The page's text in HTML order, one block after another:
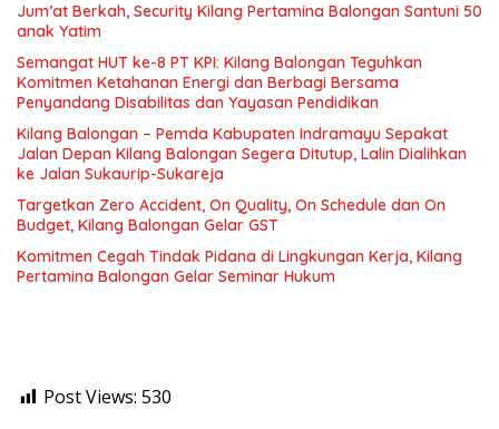
Jum’at Berkah, Security Kilang Pertamina Balongan Santuni 50
anak Yatim
Semangat HUT ke-8 PT KPI: Kilang Balongan Teguhkan
Komitmen Ketahanan Energi dan Berbagi Bersama
Penyandang Disabilitas dan Yayasan Pendidikan
Kilang Balongan – Pemda Kabupaten Indramayu Sepakat
Jalan Depan Kilang Balongan Segera Ditutup, Lalin Dialihkan
ke Jalan Sukaurip-Sukareja
Targetkan Zero Accident, On Quality, On Schedule dan On
Budget, Kilang Balongan Gelar GST
Komitmen Cegah Tindak Pidana di Lingkungan Kerja, Kilang
Pertamina Balongan Gelar Seminar Hukum
Post Views: 530